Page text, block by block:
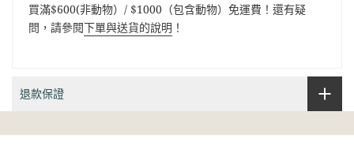
買滿$600(非動物）/ $1000（包含動物）免運費！還有疑
問，請參閱下單與送貨的說明 ！
退款保證